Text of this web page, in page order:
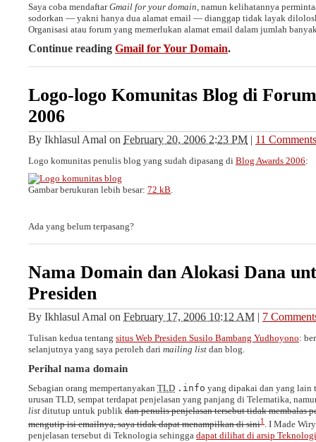
Saya coba mendaftarGmail for your domain , namun kelihatannya
sodorkan — yakni hanya dua alamat email — dianggap tidak layak
Organisasi atau forum yang memerlukan alamat email dalam jumlah
Continue reading Gmail for Your Domain.
Logo-logo Komunitas Blog di
2006
By Ikhlasul Amal on February 20, 2006 2:23 PM | 11 Comments
Logo komunitas penulis blog yang sudah dipasang di Blog Awards 2006:
Gambar berukuran lebih besar: 72 kB.
Ada yang belum terpasang?
Nama Domain dan Alokasi Dana
Presiden
By Ikhlasul Amal on February 17, 2006 10:12 AM | 7
Tulisan kedua tentang situs Web Presiden Susilo Bambang Yudhoyono:
selanjutnya yang saya peroleh dari mailing list dan blog.
Perihal nama domain
Sebagian orang mempertanyakan TLD .info yang dipakai dan yang lain
urusan TLD, sempat terdapat penjelasan yang panjang di Telematika,
list ditutup untuk publik dan penulis penjelasan tersebut tidak membalas
mengutip isi emailnya, saya tidak dapat menampilkan di sini1 . I Made
penjelasan tersebut di Teknologia sehingga dapat dilihat di arsip